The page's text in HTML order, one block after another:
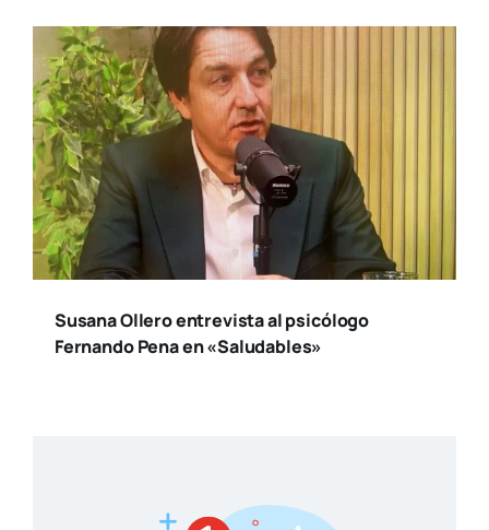
Susana Ollero entrevista al psicólogo
Fernando Pena en «Saludables»